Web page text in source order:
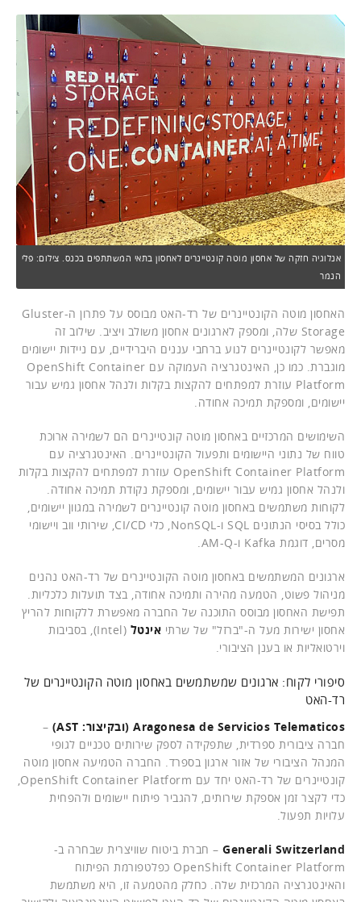
אנלוגיה חזקה של אחסון מוטה קונטיינרים לאחסון בתאי המשתתפים בכנס. צילום: פלי
הנמר
האחסון מוטה הקונטיינרים של רד-האט מבוסס על פתרון ה-Gluster
Storage שלה, ומספק לארגונים אחסון משולב ויציב. שילוב זה
מאפשר לקונטיינרים לנוע ברחבי עננים היברידיים, עם ניידות יישומים
מוגברת. כמו כן, האינטגרציה העמוקה עם OpenShift Container
Platform עוזרת למפתחים להקצות בקלות ולנהל אחסון גמיש עבור
יישומים, ומספקת תמיכה אחודה.
השימושים המרכזיים באחסון מוטה קונטיינרים הם לשמירה ארוכת
טווח של נתוני היישומים ותפעול הקונטיינרים. האינטגרציה עם
OpenShift Container Platform עוזרת למפתחים להקצות בקלות
ולנהל אחסון גמיש עבור יישומים, ומספקת נקודת תמיכה אחודה.
לקוחות משתמשים באחסון מוטה קונטיינרים לשמירה במגוון יישומים,
כולל בסיסי הנתונים SQL ו-NonSQL, כלי CI/CD, שירותי ווב ויישומי
מסרים, דוגמת Kafka ו-AM-Q.
ארגונים המשתמשים באחסון מוטה הקונטיינרים של רד-האט נהנים
מניהול פשוט, הטמעה מהירה ותמיכה אחודה, בצד תועלות כלכליות.
תפישת האחסון מבוסס התוכנה של החברה מאפשרת ללקוחות להריץ
אחסון ישירות מעל ה-"ברזל" של שרתי אינטל
(Intel), בסביבות
וירטואליות או בענן הציבורי.
סיפורי לקוח: ארגונים שמשתמשים באחסון מוטה הקונטיינרים של
רד-האט
Aragonesa de Servicios Telematicos (ובקיצור: AST)
–
חברה ציבורית ספרדית, שתפקידה לספק שירותים טכניים לגופי
המנהל הציבורי של אזור ארגון בספרד. החברה הטמיעה אחסון מוטה
כדי לקצר זמן אספקת שירותים, להגביר פיתוח יישומים ולהפחית
עלויות תפעול.
Generali Switzerland – חברת ביטוח שוויצרית שבחרה ב-
OpenShift Container Platform כפלטפורמת הפיתוח
והאינטגרציה המרכזית שלה. כחלק מהטמעה זו, היא משתמשת